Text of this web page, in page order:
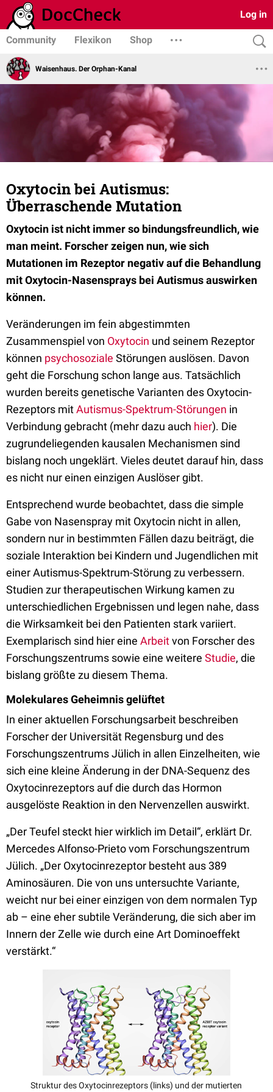
Log in
Community Flexikon Shop
Waisenhaus. Der Orphan-Kanal
Oxytocin bei Autismus:
Überraschende Mutation
Oxytocin ist nicht immer so bindungsfreundlich, wie
man meint. Forscher zeigen nun, wie sich
Mutationen im Rezeptor negativ auf die Behandlung
mit Oxytocin-Nasensprays bei Autismus auswirken
können.
Veränderungen im fein abgestimmten
Zusammenspiel von Oxytocin und seinem Rezeptor
können psychosoziale Störungen auslösen. Davon
geht die Forschung schon lange aus. Tatsächlich
wurden bereits genetische Varianten des Oxytocin-
Rezeptors mitAutismus-Spektrum-Störungen in
Verbindung gebracht (mehr dazu auch hier). Die
zugrundeliegenden kausalen Mechanismen sind
bislang noch ungeklärt. Vieles deutet darauf hin, dass
es nicht nur einen einzigen Auslöser gibt.
Entsprechend wurde beobachtet, dass die simple
Gabe von Nasenspray mit Oxytocin nicht in allen,
sondern nur in bestimmten Fällen dazu beiträgt, die
soziale Interaktion bei Kindern und Jugendlichen mit
einer Autismus-Spektrum-Störung zu verbessern.
Studien zur therapeutischen Wirkung kamen zu
unterschiedlichen Ergebnissen und legen nahe, dass
die Wirksamkeit bei den Patienten stark variiert.
Exemplarisch sind hier eine Arbeitvon Forscher des
Forschungszentrums sowie eine weitere Studie, die
bislang größte zu diesem Thema.
Molekulares Geheimnis gelüftet
In einer aktuellen Forschungsarbeit beschreiben
Forscher der Universität Regensburg und des
Forschungszentrums Jülich in allen Einzelheiten, wie
sich eine kleine Änderung in der DNA-Sequenz des
Oxytocinrezeptors auf die durch das Hormon
ausgelöste Reaktion in den Nervenzellen auswirkt.
„Der Teufel steckt hier wirklich im Detail“, erklärt Dr.
Mercedes Alfonso-Prieto vom Forschungszentrum
Jülich. „Der Oxytocinrezeptor besteht aus 389
Aminosäuren. Die von uns untersuchte Variante,
weicht nur bei einer einzigen von dem normalen Typ
ab – eine eher subtile Veränderung, die sich aber im
Innern der Zelle wie durch eine Art Dominoeffekt
verstärkt.“
Struktur des Oxytocinrezeptors (links) und der mutierten